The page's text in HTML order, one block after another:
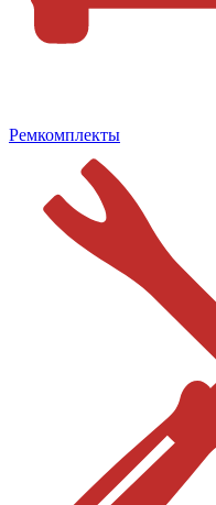
Ремкомплекты